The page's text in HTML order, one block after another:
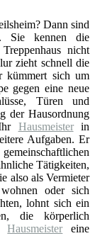
Dann sind
Sie kennen die
nicht
zieht schnell die
kümmert sich um
gegen eine neue
Türen und
der Hausordnung
Hausmeisterin
Aufgaben. Er
Tätigkeiten,
also als Vermieter
oder sich
lohnt sich ein
die körperlich
Hausmeister eine